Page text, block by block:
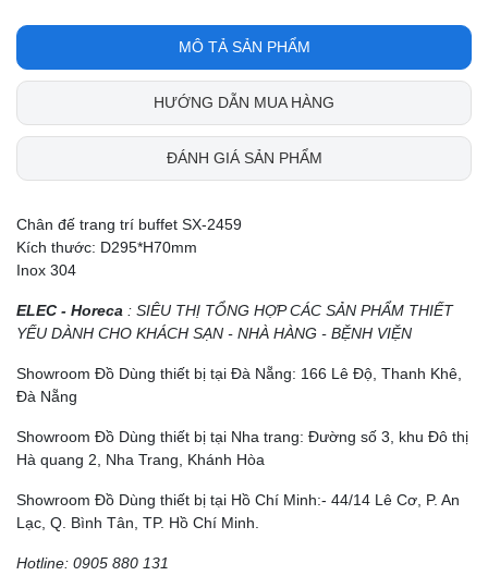
MÔ TẢ SẢN PHẨM
HƯỚNG DẪN MUA HÀNG
ĐÁNH GIÁ SẢN PHẨM
Chân đế trang trí buffet SX-2459
Kích thước: D295*H70mm
Inox 304
ELEC - Horeca : SIÊU THỊ TỔNG HỢP CÁC SẢN PHẨM THIẾT
YẾU DÀNH CHO KHÁCH SẠN - NHÀ HÀNG - BỆNH VIỆN
Showroom Đồ Dùng thiết bị tại Đà Nẵng: 166 Lê Độ, Thanh Khê,
Đà Nẵng
Showroom Đồ Dùng thiết bị tại Nha trang: Đường số 3, khu Đô thị
Hà quang 2, Nha Trang, Khánh Hòa
Showroom Đồ Dùng thiết bị tại Hồ Chí Minh:- 44/14 Lê Cơ, P. An
Lạc, Q. Bình Tân, TP. Hồ Chí Minh.
Hotline: 0905 880 131